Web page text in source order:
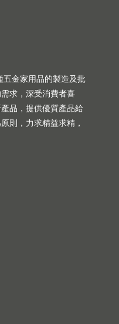
金家用品的製造及批
求，深受消費者喜
品，提供優質產品給
則，力求精益求精，